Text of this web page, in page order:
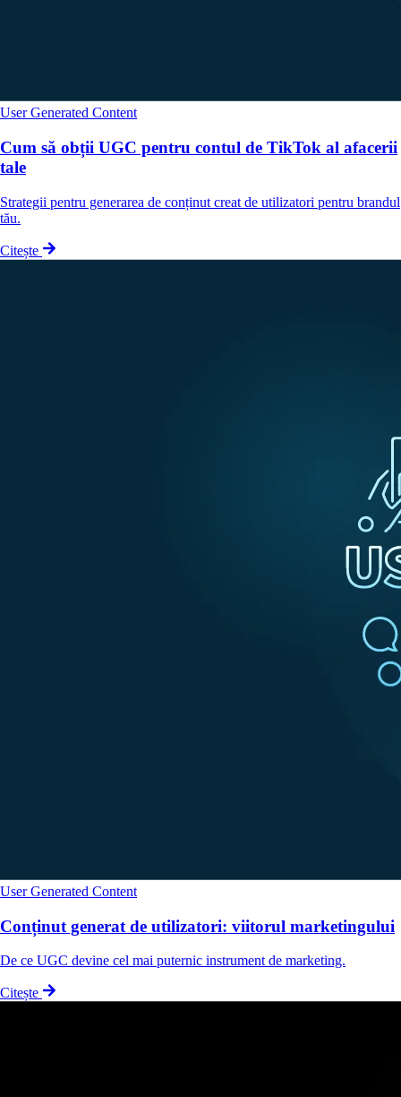
User Generated Content
Cum să obții UGC pentru contul de TikTok al afacerii
tale
Strategii pentru generarea de conținut creat de utilizatori pentru brandul
tău.
Citește
User Generated Content
Conținut generat de utilizatori: viitorul marketingului
De ce UGC devine cel mai puternic instrument de marketing.
Citește